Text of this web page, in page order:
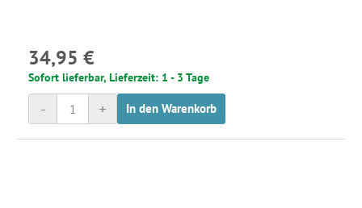
34,95 €
Sofort lieferbar, Lieferzeit: 1 - 3 Tage
+
- In den Warenkorb